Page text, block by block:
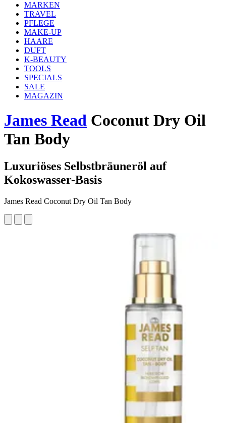
MARKEN
TRAVEL
PFLEGE
MAKE-UP
HAARE
DUFT
K-BEAUTY
TOOLS
SPECIALS
SALE
MAGAZIN
James Read Coconut Dry Oil
Tan Body
Luxuriöses Selbstbräuneröl auf
Kokoswasser-Basis
James Read Coconut Dry Oil Tan Body